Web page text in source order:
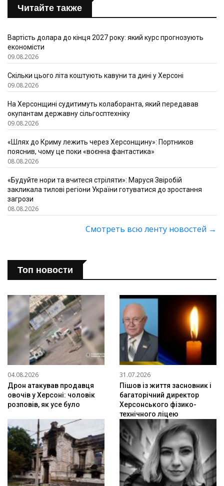
Читайте также
Вартість долара до кінця 2027 року: який курс прогнозують
економісти
09.08.2026
Скільки цього літа коштують кавуни та дині у Херсоні
09.08.2026
На Херсонщині судитимуть колаборанта, який передавав
окупантам державну сільгосптехніку
09.08.2026
«Шлях до Криму лежить через Херсонщину»: Портников
пояснив, чому це поки «воєнна фантастика»
08.08.2026
«Будуйте нори та вчитеся стріляти»: Маруся Звіробій
закликала тилові регіони України готуватися до зростання
загрози
08.08.2026
Смотреть всю ленту новостей →
Топ новости
04.08.2026
Дрон атакував продавця
овочів у Херсоні: чоловік
розповів, як усе було
31.07.2026
Пішов із життя засновник і
багаторічний директор
Херсонського фізико-
технічного ліцею